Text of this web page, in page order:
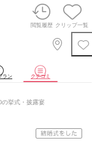
閲覧履歴 クリップ一覧
ラン クチコミ
の挙式・披露宴